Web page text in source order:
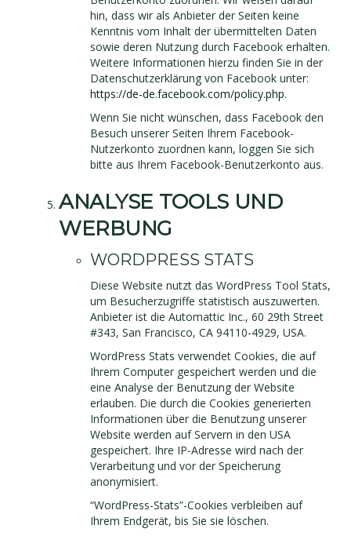
hin, dass wir als Anbieter der Seiten keine
Kenntnis vom Inhalt der übermittelten Daten
sowie deren Nutzung durch Facebook erhalten.
Weitere Informationen hierzu finden Sie in der
Datenschutzerklärung von Facebook unter:
https://de-de.facebook.com/policy.php.
Wenn Sie nicht wünschen, dass Facebook den
Besuch unserer Seiten Ihrem Facebook-
Nutzerkonto zuordnen kann, loggen Sie sich
bitte aus Ihrem Facebook-Benutzerkonto aus.
ANALYSE TOOLS UND
WERBUNG
WORDPRESS STATS
Diese Website nutzt das WordPress Tool Stats,
um Besucherzugriffe statistisch auszuwerten.
Anbieter ist die Automattic Inc., 60 29th Street
#343, San Francisco, CA 94110-4929, USA.
WordPress Stats verwendet Cookies, die auf
Ihrem Computer gespeichert werden und die
eine Analyse der Benutzung der Website
erlauben. Die durch die Cookies generierten
Informationen über die Benutzung unserer
Website werden auf Servern in den USA
gespeichert. Ihre IP-Adresse wird nach der
Verarbeitung und vor der Speicherung
anonymisiert.
“WordPress-Stats”-Cookies verbleiben auf
Ihrem Endgerät, bis Sie sie löschen.